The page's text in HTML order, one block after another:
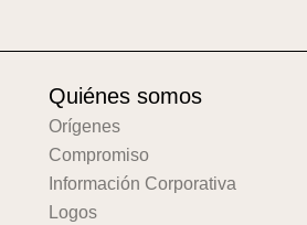
Quiénes somos
Orígenes
Compromiso
Información Corporativa
Logos